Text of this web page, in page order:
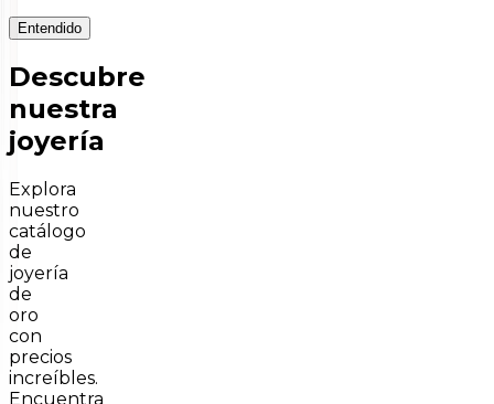
Entendido
Descubre
nuestra
joyería
Explora
nuestro
catálogo
de
joyería
de
oro
con
precios
increíbles.
Encuentra